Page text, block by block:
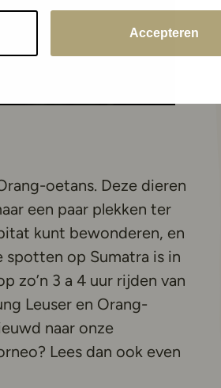
Accepteren
oetans. Deze dieren
een paar plekken ter
kunt bewonderen, en
spotten op Sumatra is in
zo’n 3 a 4 uur rijden van
Leuser en Orang-
naar onze
Lees dan ook even